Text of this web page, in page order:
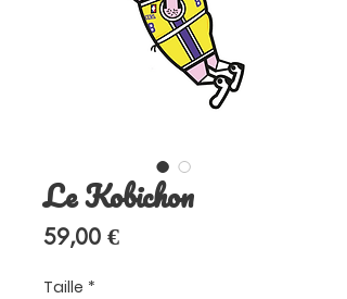
Le Kobichon
59,00 €Prix
Taille *